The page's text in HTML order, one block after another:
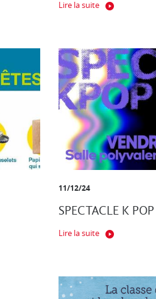
Lire la suite
11/12/24
SPECTACLE K POP
Lire la suite